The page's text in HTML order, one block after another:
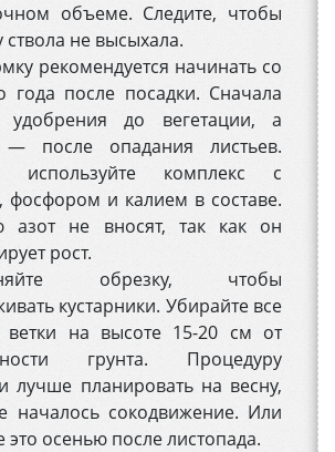
объеме. Следите, чтобы
ствола не высыхала.
рекомендуется начинать со
года после посадки. Сначала
удобрения до вегетации, а
после опадания листьев.
используйте комплекс с
фосфором и калием в составе.
азот не вносят, так как он
рост.
обрезку, чтобы
кустарники. Убирайте все
ветки на высоте 15-20 см от
грунта. Процедуру
лучше планировать на весну,
началось сокодвижение. Или
это осенью после листопада.